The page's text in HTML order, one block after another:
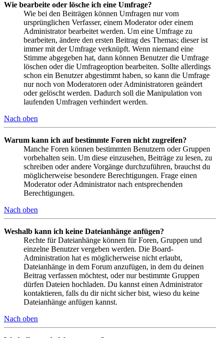
Wie bearbeite oder lösche ich eine Umfrage?
Wie bei den Beiträgen können Umfragen nur vom
ursprünglichen Verfasser, einem Moderator oder einem
Administrator bearbeitet werden. Um eine Umfrage zu
bearbeiten, ändere den ersten Beitrag des Themas; dieser ist
immer mit der Umfrage verknüpft. Wenn niemand eine
Stimme abgegeben hat, dann können Benutzer die Umfrage
löschen oder die Umfrageoption bearbeiten. Sollte allerdings
schon ein Benutzer abgestimmt haben, so kann die Umfrage
nur noch von Moderatoren oder Administratoren geändert
oder gelöscht werden. Dadurch soll die Manipulation von
laufenden Umfragen verhindert werden.
Nach oben
Warum kann ich auf bestimmte Foren nicht zugreifen?
Manche Foren können bestimmten Benutzern oder Gruppen
vorbehalten sein. Um diese einzusehen, Beiträge zu lesen, zu
schreiben oder andere Vorgänge durchzuführen, brauchst du
möglicherweise besondere Berechtigungen. Frage einen
Moderator oder Administrator nach entsprechenden
Berechtigungen.
Nach oben
Weshalb kann ich keine Dateianhänge anfügen?
Rechte für Dateianhänge können für Foren, Gruppen und
einzelne Benutzer vergeben werden. Die Board-
Administration hat es möglicherweise nicht erlaubt,
Dateianhänge in dem Forum anzufügen, in dem du deinen
Beitrag verfassen möchtest, oder nur bestimmte Gruppen
dürfen Dateien hochladen. Du kannst einen Administrator
kontaktieren, falls du dir nicht sicher bist, wieso du keine
Dateianhänge anfügen kannst.
Nach oben